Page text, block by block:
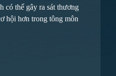
có thể gây ra sát thương
hội hơn trong tông môn